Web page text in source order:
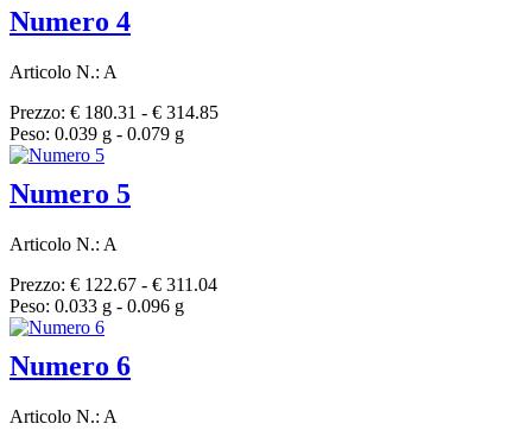
Numero 4
Articolo N.: A
Prezzo: € 180.31 - € 314.85
Peso: 0.039 g - 0.079 g
Numero 5
Articolo N.: A
Prezzo: € 122.67 - € 311.04
Peso: 0.033 g - 0.096 g
Numero 6
Articolo N.: A